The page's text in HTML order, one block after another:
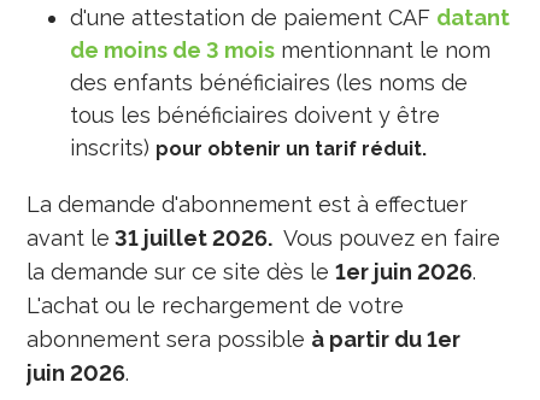
d'une attestation de paiement CAF datant
de moins de 3 mois mentionnant le nom
des enfants bénéficiaires (les noms de
tous les bénéficiaires doivent y être
inscrits) pour obtenir un tarif réduit.
La demande d'abonnement est à effectuer
avant le 31 juillet 2026. Vous pouvez en faire
la demande sur ce site dès le 1er juin 2026.
L'achat ou le rechargement de votre
abonnement sera possible à partir du 1er
juin 2026.